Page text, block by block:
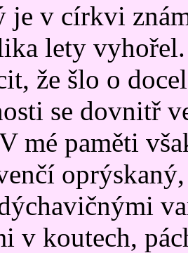
je v církvi
lety
že šlo o
se dovnitř
mé paměti
oprýskaný,
v koutech,